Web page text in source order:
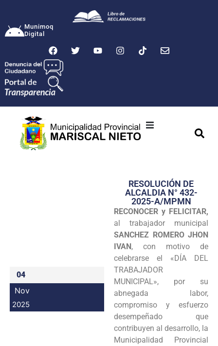
Munimoq
Digital
Transparencia
Seguridad
Programas
Intranet
04
Nov
2025
RESOLUCIÓN DE
ALCALDIA N° 432-
2025-A/MPMN
RECONOCER y FELICITAR,
al trabajador municipal
SANCHEZ ROMERO JHON
IVAN, con motivo de
celebrarse el «DÍA DEL
TRABAJADOR
MUNICIPAL», por su
abnegada labor,
compromiso y esfuerzo
desempeñado que
contribuyen al desarrollo, la
Municipalidad Provincial